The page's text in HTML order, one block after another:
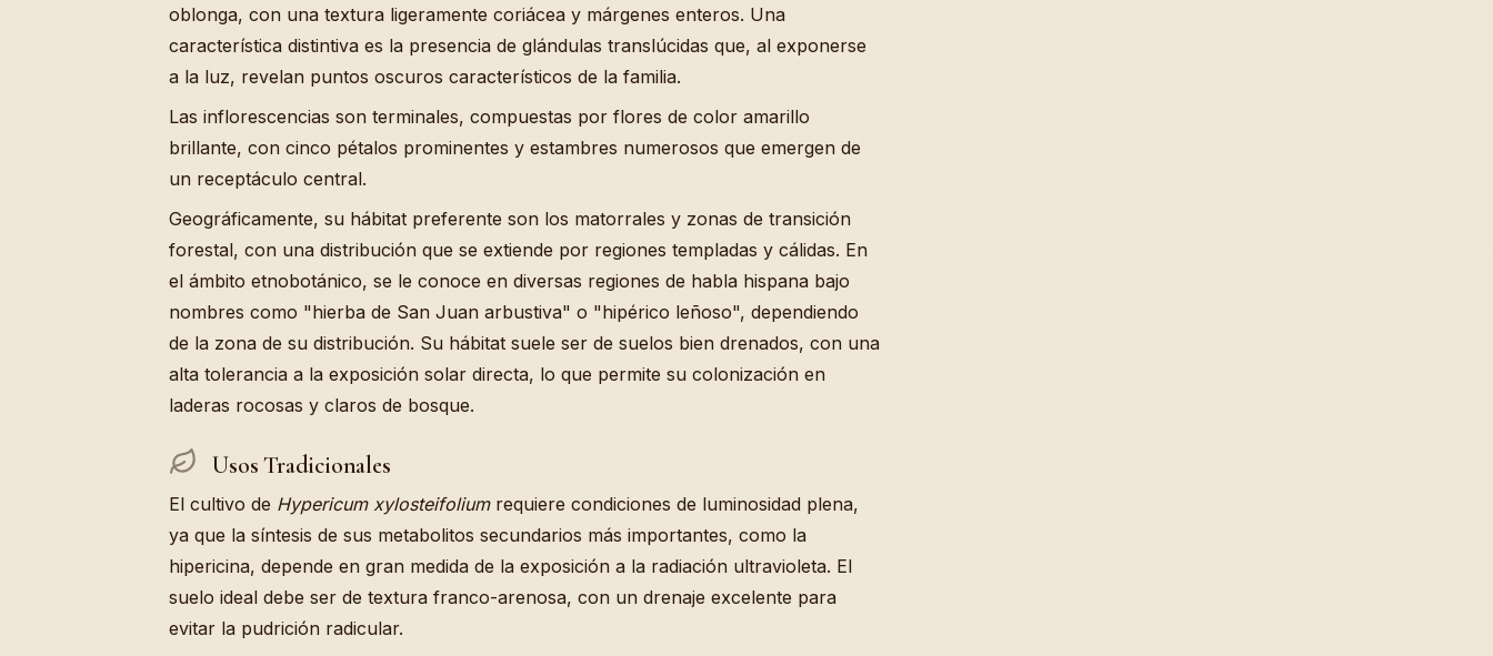
oblonga, con una textura ligeramente coriácea y márgenes enteros. Una
característica distintiva es la presencia de glándulas translúcidas que, al exponerse
a la luz, revelan puntos oscuros característicos de la familia.
Las inflorescencias son terminales, compuestas por flores de color amarillo
brillante, con cinco pétalos prominentes y estambres numerosos que emergen de
un receptáculo central.
Geográficamente, su hábitat preferente son los matorrales y zonas de transición
forestal, con una distribución que se extiende por regiones templadas y cálidas. En
el ámbito etnobotánico, se le conoce en diversas regiones de habla hispana bajo
nombres como "hierba de San Juan arbustiva" o "hipérico leñoso", dependiendo
de la zona de su distribución. Su hábitat suele ser de suelos bien drenados, con una
alta tolerancia a la exposición solar directa, lo que permite su colonización en
laderas rocosas y claros de bosque.
Usos Tradicionales
El cultivo de Hypericum xylosteifoliumrequiere condiciones de luminosidad plena,
ya que la síntesis de sus metabolitos secundarios más importantes, como la
hipericina, depende en gran medida de la exposición a la radiación ultravioleta. El
suelo ideal debe ser de textura franco-arenosa, con un drenaje excelente para
evitar la pudrición radicular.